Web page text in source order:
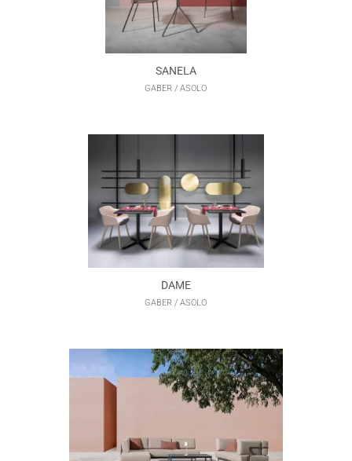
SANELA
GABER / ASOLO
DAME
GABER / ASOLO